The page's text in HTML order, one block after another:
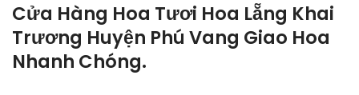
Cửa Hàng Hoa Tươi Hoa Lẵng Khai
Trương Huyện Phú Vang Giao Hoa
Nhanh Chóng.